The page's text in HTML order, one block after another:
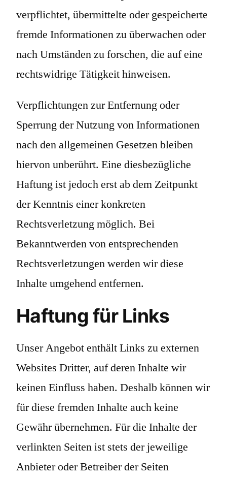
verpflichtet, übermittelte oder gespeicherte
fremde Informationen zu überwachen oder
nach Umständen zu forschen, die auf eine
rechtswidrige Tätigkeit hinweisen.
Verpflichtungen zur Entfernung oder
Sperrung der Nutzung von Informationen
nach den allgemeinen Gesetzen bleiben
hiervon unberührt. Eine diesbezügliche
Haftung ist jedoch erst ab dem Zeitpunkt
der Kenntnis einer konkreten
Rechtsverletzung möglich. Bei
Bekanntwerden von entsprechenden
Rechtsverletzungen werden wir diese
Inhalte umgehend entfernen.
Haftung für Links
Unser Angebot enthält Links zu externen
Websites Dritter, auf deren Inhalte wir
keinen Einfluss haben. Deshalb können wir
für diese fremden Inhalte auch keine
Gewähr übernehmen. Für die Inhalte der
verlinkten Seiten ist stets der jeweilige
Anbieter oder Betreiber der Seiten